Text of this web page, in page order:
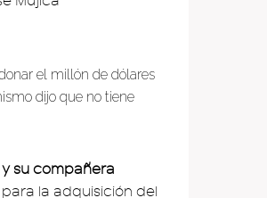
el millón de dólares
dijo que no tiene
su compañera
la adquisición del